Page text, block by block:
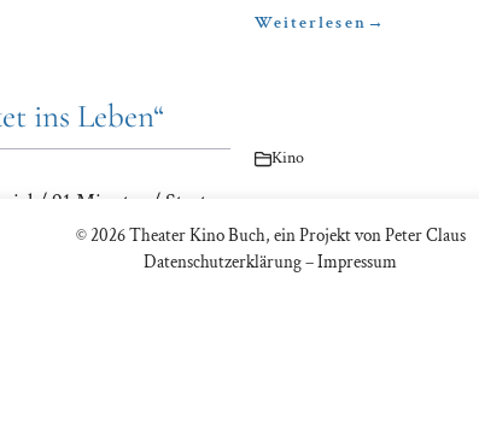
Weiterlesen →
ins Leben“
91 Minuten/ Start
28. 05. 2026)
– Anfangs sieht es so
Kino
„Mother Mary“
© 2026 Theater Kino Buch, ein Projekt von Peter Claus
Datenschutzerklärung–Impressum